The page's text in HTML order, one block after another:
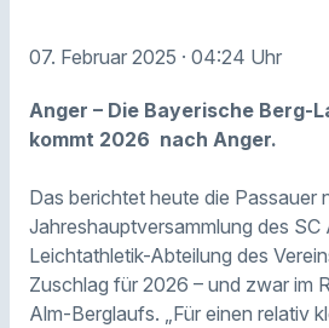
07. Februar 2025 · 04:24 Uhr
Anger – Die Bayerische Berg-
kommt 2026 nach Anger.
Das berichtet heute die Passauer
Jahreshauptversammlung des SC
Leichtathletik-Abteilung des
Zuschlag für 2026 – und zwar im
Alm-Berglaufs. „Für einen relativ